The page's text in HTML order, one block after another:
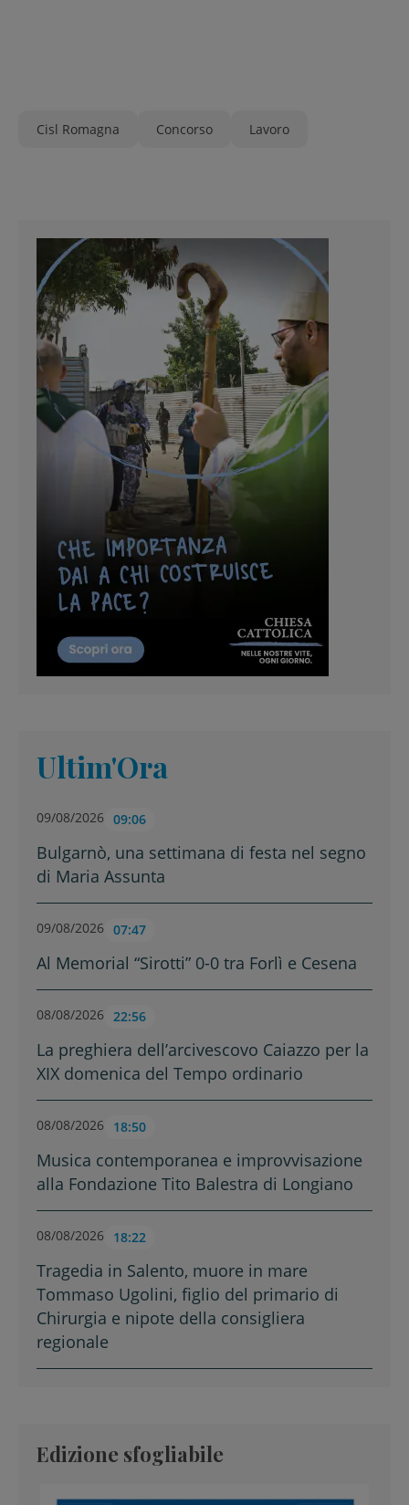
Cisl Romagna Concorso Lavoro
Ultim'Ora
09/08/2026 09:06
Bulgarnò, una settimana di festa nel segno
di Maria Assunta
09/08/2026 07:47
Al Memorial “Sirotti” 0-0 tra Forlì e Cesena
08/08/2026 22:56
La preghiera dell’arcivescovo Caiazzo per la
XIX domenica del Tempo ordinario
08/08/2026 18:50
Musica contemporanea e improvvisazione
alla Fondazione Tito Balestra di Longiano
08/08/2026 18:22
Tragedia in Salento, muore in mare
Tommaso Ugolini, figlio del primario di
Chirurgia e nipote della consigliera
regionale
Edizione sfogliabile